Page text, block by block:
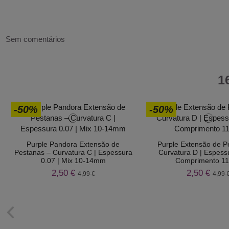
Sem comentários
-50%
Purple Pandora Extensão de
Pestanas – Curvatura C | Espessura
0.07 | Mix 10-14mm
2,50 € 4,99 €
-50%
Purple Extensão de
Curvatura D |
Comprimento
2,50 €4,99